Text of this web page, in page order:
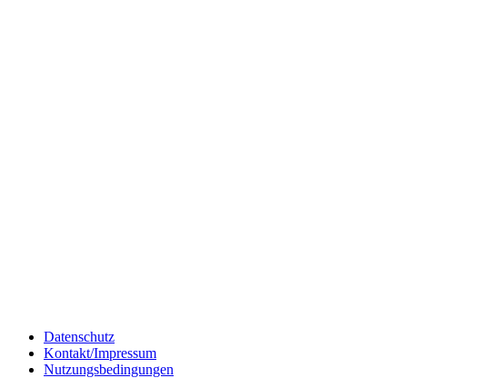
Datenschutz
Kontakt/Impressum
Nutzungsbedingungen